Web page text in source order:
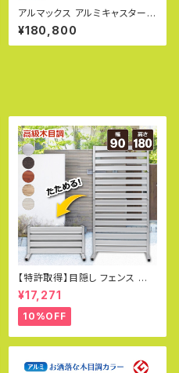
アルマックス アルミキャスターク
ロスゲート AXG2027（パネル
無し 幅2.7m×高さ2.1m）パネル
取付できるパネル兼用タイプ サ
¥180,800
【特許取得】目隠し フェンス 折り
たたみ式 オレフェンス 幅90×高
さ180cm 選べる4色 アルミ 柱
門扉 アルミフェンス 四つ折り O
F0918
¥17,271
10%OFF